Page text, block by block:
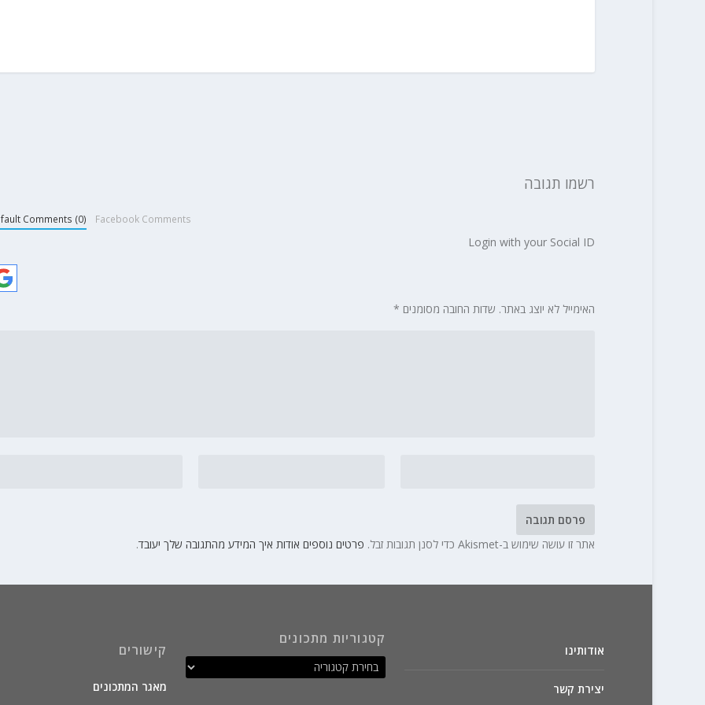
רשמו תגובה
Comments (0) Facebook Comments
Login with your Social ID
האימייל לא יוצג באתר. שדות החובה מסומנים *
אתר זו עושה שימוש ב-Akismet כדי לסנן תגובות זבל. פרטים נוספים אודות איך המידע מהתגובה שלך יעובד.
אודותינו
יצירת קשר
קטגוריות מתכונים
קישורים
מאגר המתכונים